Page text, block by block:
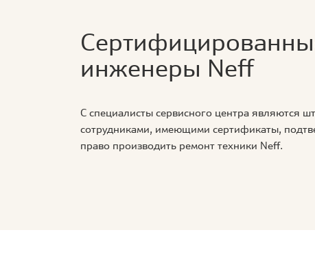
инженеры Neff
С специалисты сервисного центра являются
сотрудниками, имеющими сертификаты,
право производить ремонт техники Neff.